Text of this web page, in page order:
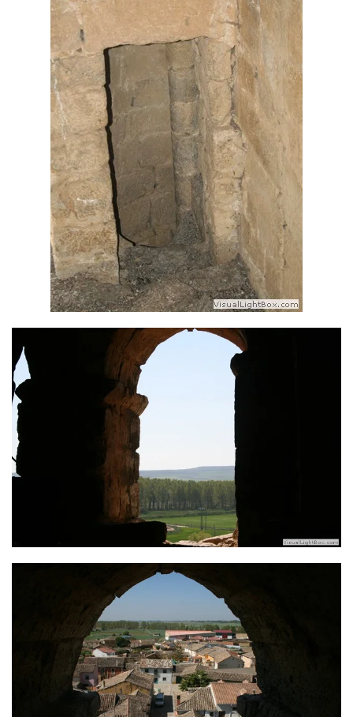
Ver más
Ver más
Ver más